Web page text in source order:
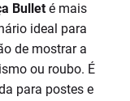
Bullet é mais
ideal para
de mostrar a
ou roubo. É
para postes e